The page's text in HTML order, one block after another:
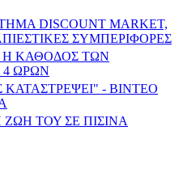
DISCOUNT MARKET,
ΣΥΜΠΕΡΙΦΟΡΕΣ
Η ΚΑΘΟΔΟΣ ΤΩΝ
ΩΡΩΝ
- ΒΙΝΤΕΟ
ΤΟΥ ΣΕ ΠΙΣΙΝΑ